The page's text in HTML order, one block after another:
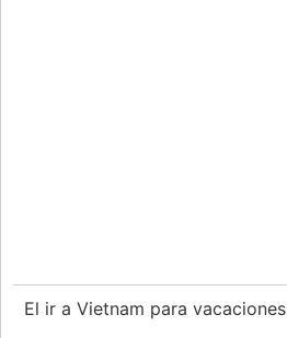
El ir a Vietnam para vacaciones